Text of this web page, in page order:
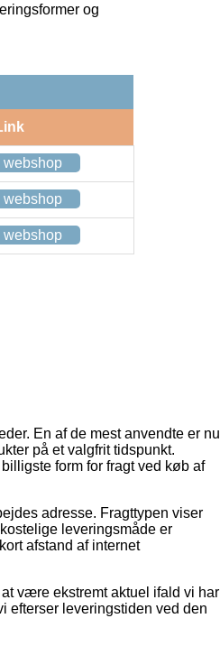
og
webshop
webshop
webshop
En af de mest anvendte er nu
på et valgfrit tidspunkt.
form for fragt ved køb af
adresse. Fragttypen viser
leveringsmåde er
afstand af internet
være ekstremt aktuel ifald vi har
efterser leveringstiden ved den